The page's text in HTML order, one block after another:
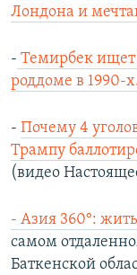
Лондона и
- Темирбек ищет
роддоме в 1990-
- Почему 4
Трампу
(видео
- Азия 360°:
самом
Баткенской